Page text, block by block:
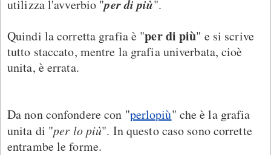
utilizza l'avverbio "per di più".
Quindi la corretta grafia è "per di più" e si scrive
tutto staccato, mentre la grafia univerbata, cioè
unita, è errata.
Da non confondere con "perlopiù" che è la grafia
unita di "per lo più". In questo caso sono corrette
entrambe le forme.